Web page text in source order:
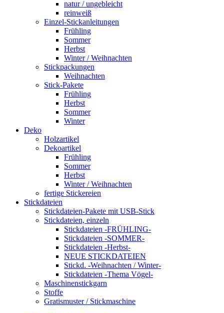
natur / ungebleicht
reinweiß
Einzel-Stickanleitungen
Frühling
Sommer
Herbst
Winter / Weihnachten
Stickpackungen
Weihnachten
Stick-Pakete
Frühling
Herbst
Sommer
Winter
Deko
Holzartikel
Dekoartikel
Frühling
Sommer
Herbst
Winter / Weihnachten
fertige Stickereien
Stickdateien
Stickdateien-Pakete mit USB-Stick
Stickdateien, einzeln
Stickdateien -FRÜHLING-
Stickdateien -SOMMER-
Stickdateien -Herbst-
NEUE STICKDATEIEN
Stickd. -Weihnachten / Winter-
Stickdateien -Thema Vögel-
Maschinenstickgarn
Stoffe
Gratismuster / Stickmaschine